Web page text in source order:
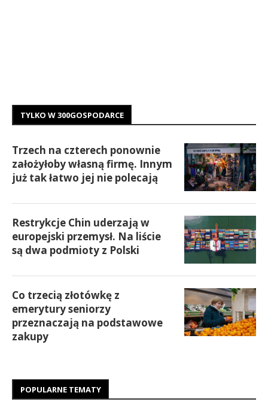
TYLKO W 300GOSPODARCE
Trzech na czterech ponownie
założyłoby własną firmę. Innym
już tak łatwo jej nie polecają
Restrykcje Chin uderzają w
europejski przemysł. Na liście
są dwa podmioty z Polski
Co trzecią złotówkę z
emerytury seniorzy
przeznaczają na podstawowe
zakupy
POPULARNE TEMATY